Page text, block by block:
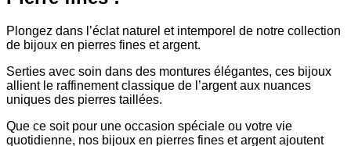
Plongez dans l’éclat naturel et intemporel de notre collection
de bijoux en pierres fines et argent.
Serties avec soin dans des montures élégantes, ces bijoux
allient le raffinement classique de l’argent aux nuances
uniques des pierres taillées.
Que ce soit pour une occasion spéciale ou votre vie
quotidienne, nos bijoux en pierres fines et argent ajoutent